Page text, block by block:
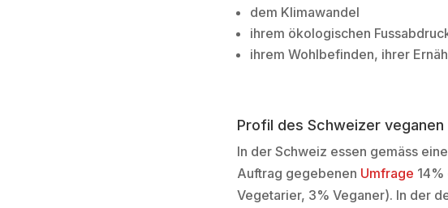
dem Klimawandel
ihrem ökologischen
ihrem Wohlbefinden, ihrer
Profil des Schweizer
In der Schweiz essen gemäss
Auftrag gegebenen Umfrage
Vegetarier, 3% Veganer). In der